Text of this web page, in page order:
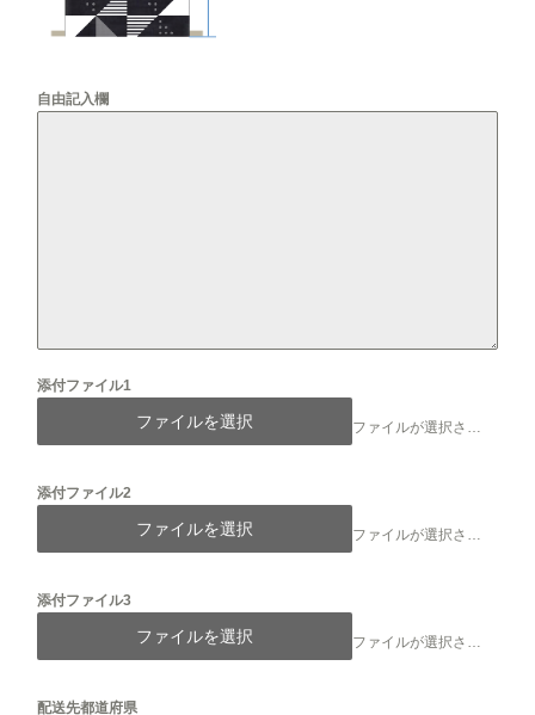
自由記入欄
添付ファイル1
ファイルを選択
添付ファイル2
ファイルを選択
添付ファイル3
ファイルを選択
配送先都道府県